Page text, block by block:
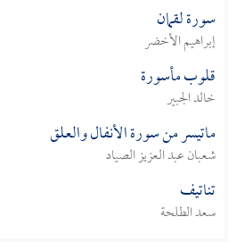
سورة لقمان
إبراهيم الأخضر
قلوب مأسورة
خالد الجبير
ماتيسر من سورة الأنفال والعلق
شعبان عبد العزيز الصياد
تناتيف
سعد الطلحة